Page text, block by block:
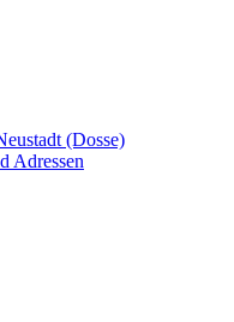
(Dosse)
Adressen